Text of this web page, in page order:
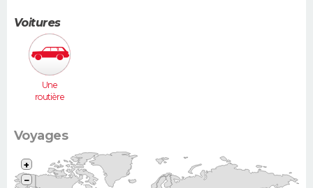
Voitures
Une
routière
Voyages
+
−